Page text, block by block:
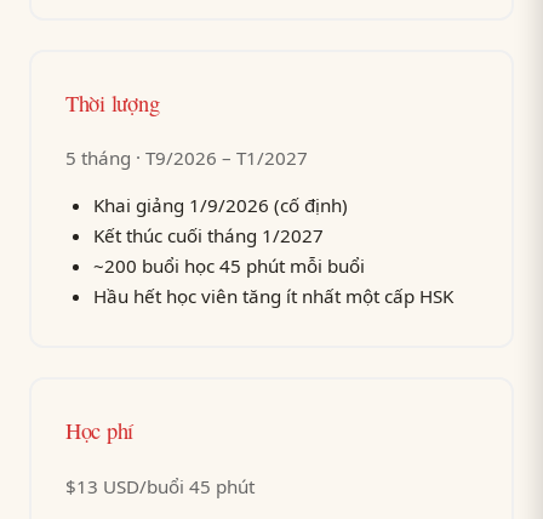
Thời lượng
5 tháng · T9/2026 – T1/2027
Khai giảng 1/9/2026 (cố định)
Kết thúc cuối tháng 1/2027
~200 buổi học 45 phút mỗi buổi
Hầu hết học viên tăng ít nhất một cấp HSK
Học phí
$13 USD/buổi 45 phút